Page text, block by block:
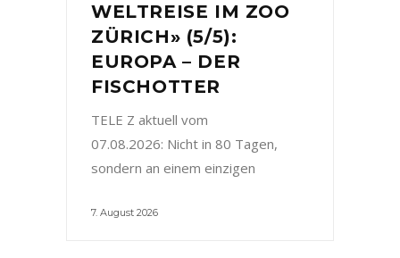
WELTREISE IM ZOO
ZÜRICH» (5/5):
EUROPA – DER
FISCHOTTER
TELE Z aktuell vom
07.08.2026: Nicht in 80 Tagen,
sondern an einem einzigen
7. August 2026